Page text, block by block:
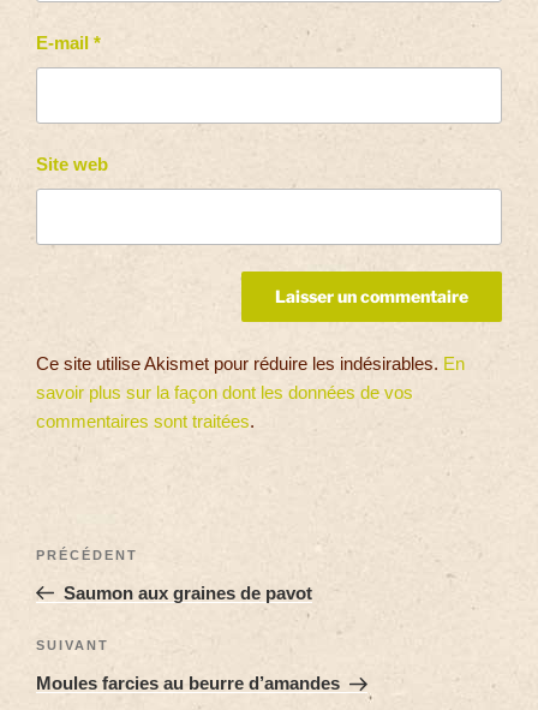
E-mail *
Site web
Ce site utilise Akismet pour réduire les indésirables. En
savoir plus sur la façon dont les données de vos
commentaires sont traitées.
PRÉCÉDENT
Saumon aux graines de pavot
SUIVANT
Moules farcies au beurre d’amandes